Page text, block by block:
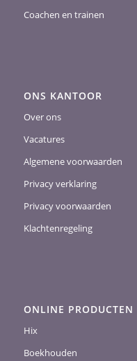
Coachen en trainen
ONS KANTOOR
Over ons
Vacatures
Algemene voorwaarden
Privacy verklaring
Privacy voorwaarden
Klachtenregeling
ONLINE PRODUCTEN
Hix
Boekhouden